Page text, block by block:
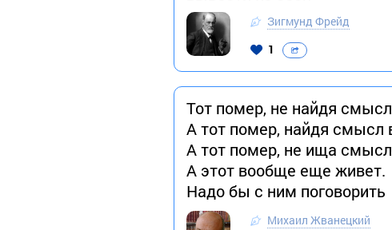
Зигмунд Фрейд
1
Тот помер, не найдя
А тот помер, найдя смысл
А тот помер, не ища
А этот вообще еще живет.
Надо бы с ним поговорить
Михаил Жванецкий